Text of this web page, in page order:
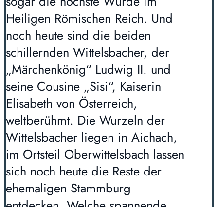
Heiligen Römischen Reich. Und
noch heute sind die beiden
schillernden Wittelsbacher, der
„Märchenkönig“ Ludwig II. und
seine Cousine „Sisi“, Kaiserin
Elisabeth von Österreich,
weltberühmt. Die Wurzeln der
Wittelsbacher liegen in Aichach,
im Ortsteil Oberwittelsbach lassen
sich noch heute die Reste der
ehemaligen Stammburg